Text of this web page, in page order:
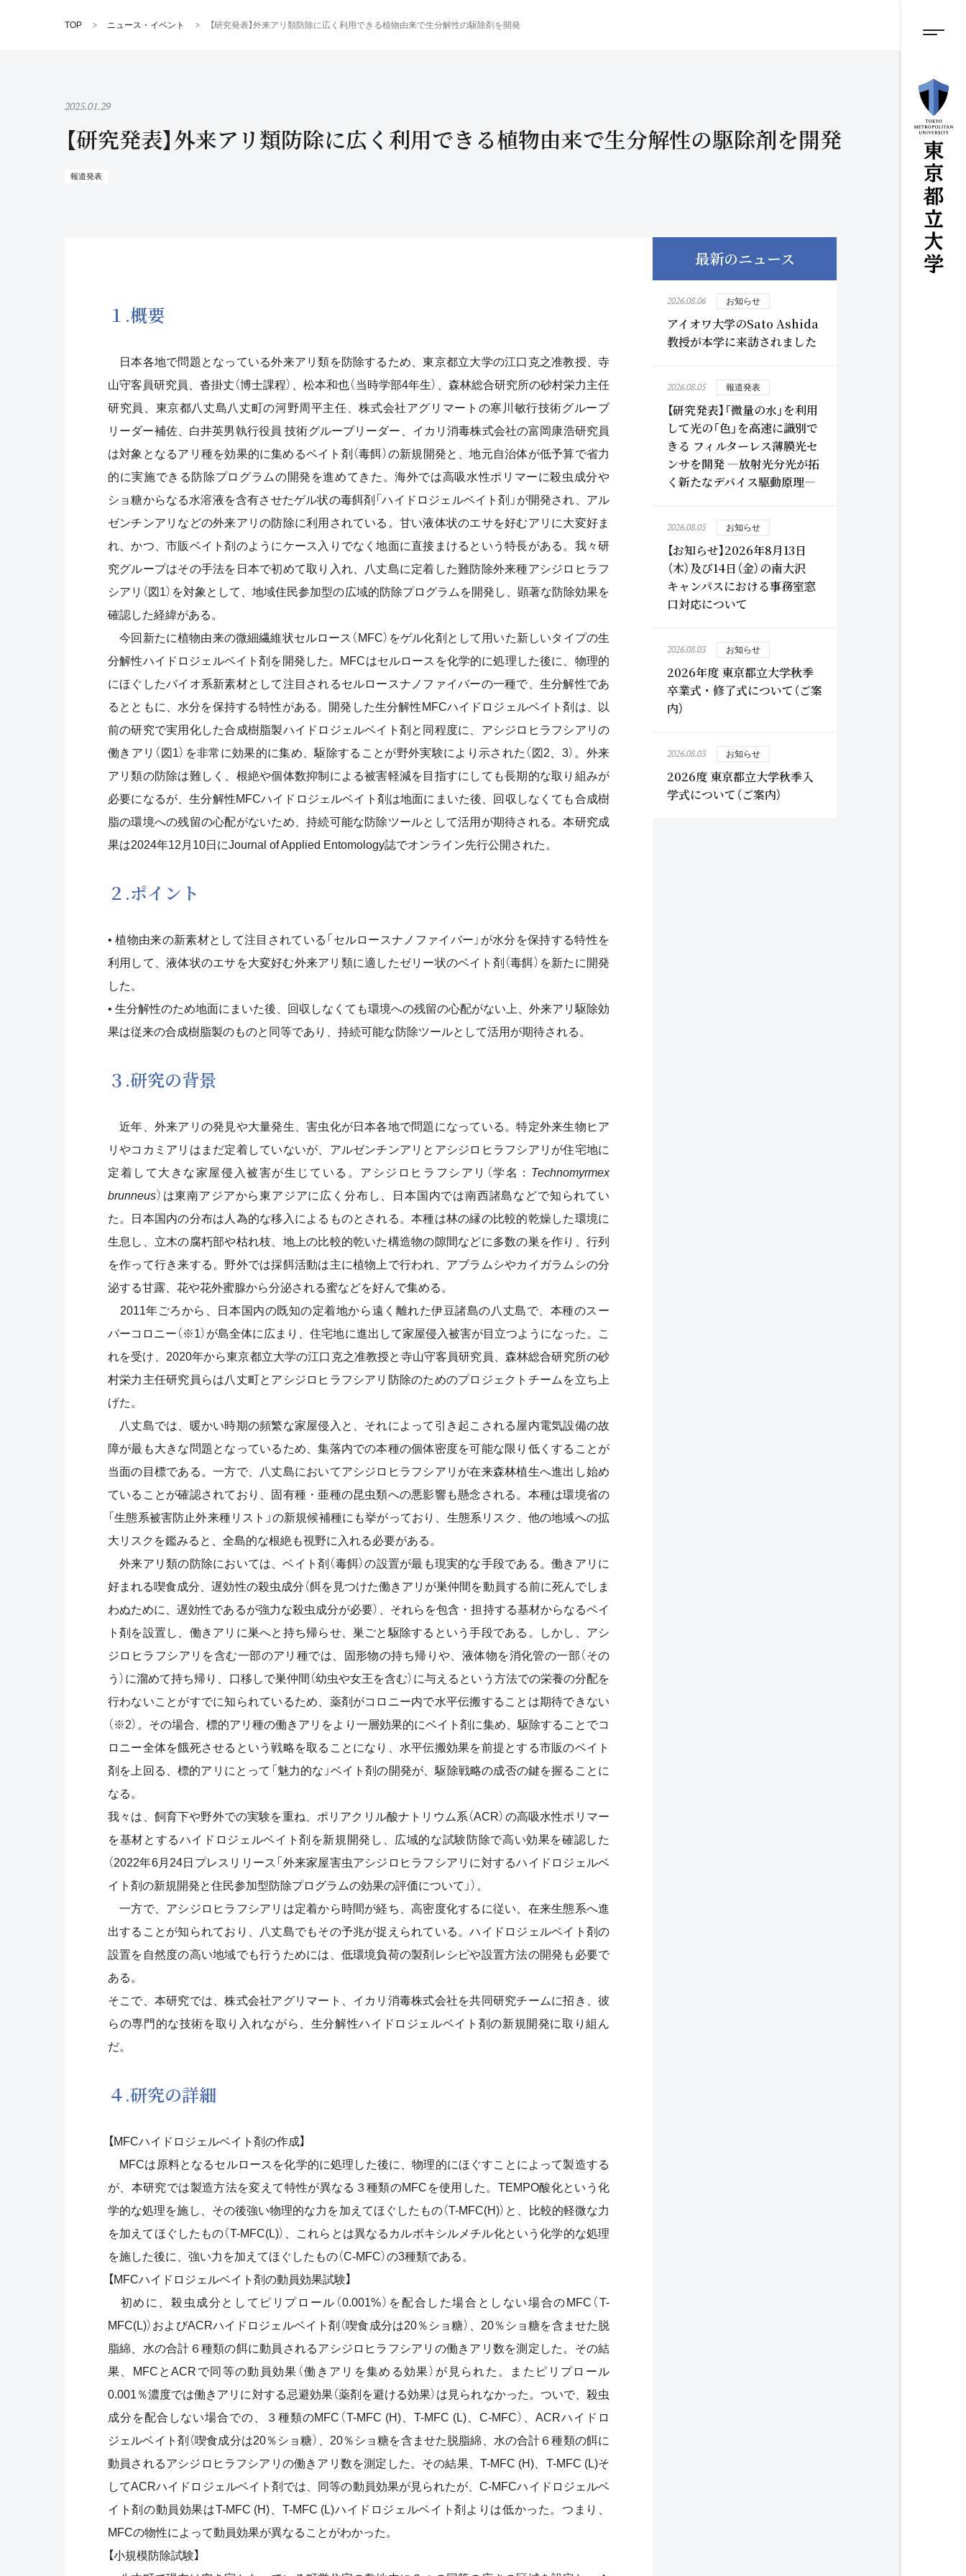
ン
ン
ツ
に
ス
キ
ッ
プ
メニ
TOP ニュース・イベント 【研究発表】外来アリ類防除に広く利用できる植物由来で生分解性の駆除剤を開発
2025.01.29
【研究発表】外来アリ類防除に広く利用できる植物由来で生分解性の駆除剤を開発
報道発表
１.概要
日本各地で問題となっている外来アリ類を防除するため、東京都立大学の江口克之准教授、寺
山守客員研究員、沓掛丈（博士課程）、松本和也（当時学部4年生）、森林総合研究所の砂村栄力主任
研究員、東京都八丈島八丈町の河野周平主任、株式会社アグリマートの寒川敏行技術グルーブ
リーダー補佐、白井英男執行役員 技術グルーブリーダー、イカリ消毒株式会社の富岡康浩研究員
は対象となるアリ種を効果的に集めるベイト剤（毒餌）の新規開発と、地元自治体が低予算で省力
的に実施できる防除プログラムの開発を進めてきた。海外では高吸水性ポリマーに殺虫成分や
ショ糖からなる水溶液を含有させたゲル状の毒餌剤「ハイドロジェルベイト剤」が開発され、アル
ゼンチンアリなどの外来アリの防除に利用されている。甘い液体状のエサを好むアリに大変好ま
れ、かつ、市販ベイト剤のようにケース入りでなく地面に直接まけるという特長がある。我々研
究グループはその手法を日本で初めて取り入れ、八丈島に定着した難防除外来種アシジロヒラフ
シアリ（図1）を対象として、地域住民参加型の広域的防除プログラムを開発し、顕著な防除効果を
確認した経緯がある。
今回新たに植物由来の微細繊維状セルロース（MFC）をゲル化剤として用いた新しいタイプの生
分解性ハイドロジェルベイト剤を開発した。MFCはセルロースを化学的に処理した後に、物理的
にほぐしたバイオ系新素材として注目されるセルロースナノファイバーの一種で、生分解性であ
るとともに、水分を保持する特性がある。開発した生分解性MFCハイドロジェルベイト剤は、以
前の研究で実用化した合成樹脂製ハイドロジェルベイト剤と同程度に、アシジロヒラフシアリの
働きアリ（図1）を非常に効果的に集め、駆除することが野外実験により示された（図2、3）。外来
アリ類の防除は難しく、根絶や個体数抑制による被害軽減を目指すにしても長期的な取り組みが
必要になるが、生分解性MFCハイドロジェルベイト剤は地面にまいた後、回収しなくても合成樹
脂の環境への残留の心配がないため、持続可能な防除ツールとして活用が期待される。本研究成
果は2024年12月10日にJournal of Applied Entomology誌でオンライン先行公開された。
２.ポイント
• 植物由来の新素材として注目されている「セルロースナノファイバー」が水分を保持する特性を
利用して、液体状のエサを大変好む外来アリ類に適したゼリー状のベイト剤（毒餌）を新たに開発
した。
• 生分解性のため地面にまいた後、回収しなくても環境への残留の心配がない上、外来アリ駆除効
果は従来の合成樹脂製のものと同等であり、持続可能な防除ツールとして活用が期待される。
３.研究の背景
近年、外来アリの発見や大量発生、害虫化が日本各地で問題になっている。特定外来生物ヒア
リやコカミアリはまだ定着していないが、アルゼンチンアリとアシジロヒラフシアリが住宅地に
定着して大きな家屋侵入被害が生じている。アシジロヒラフシアリ（学名： Technomyrmex
brunneus）は東南アジアから東アジアに広く分布し、日本国内では南西諸島などで知られてい
た。日本国内の分布は人為的な移入によるものとされる。本種は林の縁の比較的乾燥した環境に
生息し、立木の腐朽部や枯れ枝、地上の比較的乾いた構造物の隙間などに多数の巣を作り、行列
を作って行き来する。野外では採餌活動は主に植物上で行われ、アブラムシやカイガラムシの分
泌する甘露、花や花外蜜腺から分泌される蜜などを好んで集める。
2011年ごろから、日本国内の既知の定着地から遠く離れた伊豆諸島の八丈島で、本種のスー
パーコロニー（※1）が島全体に広まり、住宅地に進出して家屋侵入被害が目立つようになった。こ
れを受け、2020年から東京都立大学の江口克之准教授と寺山守客員研究員、森林総合研究所の砂
村栄力主任研究員らは八丈町とアシジロヒラフシアリ防除のためのプロジェクトチームを立ち上
げた。
八丈島では、暖かい時期の頻繁な家屋侵入と、それによって引き起こされる屋内電気設備の故
障が最も大きな問題となっているため、集落内での本種の個体密度を可能な限り低くすることが
当面の目標である。一方で、八丈島においてアシジロヒラフシアリが在来森林植生へ進出し始め
ていることが確認されており、固有種・亜種の昆虫類への悪影響も懸念される。本種は環境省の
「生態系被害防止外来種リスト」の新規候補種にも挙がっており、生態系リスク、他の地域への拡
大リスクを鑑みると、全島的な根絶も視野に入れる必要がある。
外来アリ類の防除においては、ベイト剤（毒餌）の設置が最も現実的な手段である。働きアリに
好まれる喫食成分、遅効性の殺虫成分（餌を見つけた働きアリが巣仲間を動員する前に死んでしま
わぬために、遅効性であるが強力な殺虫成分が必要）、それらを包含・担持する基材からなるベイ
ト剤を設置し、働きアリに巣へと持ち帰らせ、巣ごと駆除するという手段である。しかし、アシ
ジロヒラフシアリを含む一部のアリ種では、固形物の持ち帰りや、液体物を消化管の一部（その
う）に溜めて持ち帰り、口移しで巣仲間（幼虫や女王を含む）に与えるという方法での栄養の分配を
行わないことがすでに知られているため、薬剤がコロニー内で水平伝搬することは期待できない
（※2）。その場合、標的アリ種の働きアリをより一層効果的にベイト剤に集め、駆除することでコ
ロニー全体を餓死させるという戦略を取ることになり、水平伝搬効果を前提とする市販のベイト
剤を上回る、標的アリにとって「魅力的な」ベイト剤の開発が、駆除戦略の成否の鍵を握ることに
なる。
我々は、飼育下や野外での実験を重ね、ポリアクリル酸ナトリウム系（ACR）の高吸水性ポリマー
を基材とするハイドロジェルベイト剤を新規開発し、広域的な試験防除で高い効果を確認した
（2022年6月24日プレスリリース「外来家屋害虫アシジロヒラフシアリに対するハイドロジェルベ
イト剤の新規開発と住民参加型防除プログラムの効果の評価について」）。
一方で、アシジロヒラフシアリは定着から時間が経ち、高密度化するに従い、在来生態系へ進
出することが知られており、八丈島でもその予兆が捉えられている。ハイドロジェルベイト剤の
設置を自然度の高い地域でも行うためには、低環境負荷の製剤レシピや設置方法の開発も必要で
ある。
そこで、本研究では、株式会社アグリマート、イカリ消毒株式会社を共同研究チームに招き、彼
らの専門的な技術を取り入れながら、生分解性ハイドロジェルベイト剤の新規開発に取り組ん
だ。
４.研究の詳細
【MFCハイドロジェルベイト剤の作成】
MFCは原料となるセルロースを化学的に処理した後に、物理的にほぐすことによって製造する
が、本研究では製造方法を変えて特性が異なる３種類のMFCを使用した。TEMPO酸化という化
学的な処理を施し、その後強い物理的な力を加えてほぐしたもの（T-MFC(H)）と、比較的軽微な力
を加えてほぐしたもの（T-MFC(L)）、これらとは異なるカルボキシルメチル化という化学的な処理
を施した後に、強い力を加えてほぐしたもの（C-MFC）の3種類である。
【MFCハイドロジェルベイト剤の動員効果試験】
初めに、殺虫成分としてピリプロール（0.001%）を配合した場合としない場合のMFC（T-
MFC(L)）およびACRハイドロジェルベイト剤（喫食成分は20％ショ糖）、20％ショ糖を含ませた脱
脂綿、水の合計６種類の餌に動員されるアシジロヒラフシアリの働きアリ数を測定した。その結
果、MFCとACRで同等の動員効果（働きアリを集める効果）が見られた。またピリプロール
0.001％濃度では働きアリに対する忌避効果（薬剤を避ける効果）は見られなかった。ついで、殺虫
成分を配合しない場合での、３種類のMFC（T-MFC (H)、T-MFC (L)、C-MFC）、ACRハイドロ
ジェルベイト剤（喫食成分は20％ショ糖）、20％ショ糖を含ませた脱脂綿、水の合計６種類の餌に
動員されるアシジロヒラフシアリの働きアリ数を測定した。その結果、T-MFC (H)、T-MFC (L)そ
してACRハイドロジェルベイト剤では、同等の動員効果が見られたが、C-MFCハイドロジェルベ
イト剤の動員効果はT-MFC (H)、T-MFC (L)ハイドロジェルベイト剤よりは低かった。つまり、
MFCの物性によって動員効果が異なることがわかった。
【小規模防除試験】
最新のニュース
2026.08.06 お知らせ
アイオワ大学のSato Ashida
教授が本学に来訪されました
2026.08.05 報道発表
【研究発表】「微量の水」を利用
して光の「色」を高速に識別で
きる フィルターレス薄膜光セ
ンサを開発 ―放射光分光が拓
く新たなデバイス駆動原理―
2026.08.05 お知らせ
【お知らせ】2026年8月13日
（木）及び14日（金）の南大沢
キャンパスにおける事務室窓
口対応について
2026.08.03 お知らせ
2026年度 東京都立大学秋季
卒業式・修了式について（ご案
内）
2026.08.03 お知らせ
2026度 東京都立大学秋季入
学式について（ご案内）